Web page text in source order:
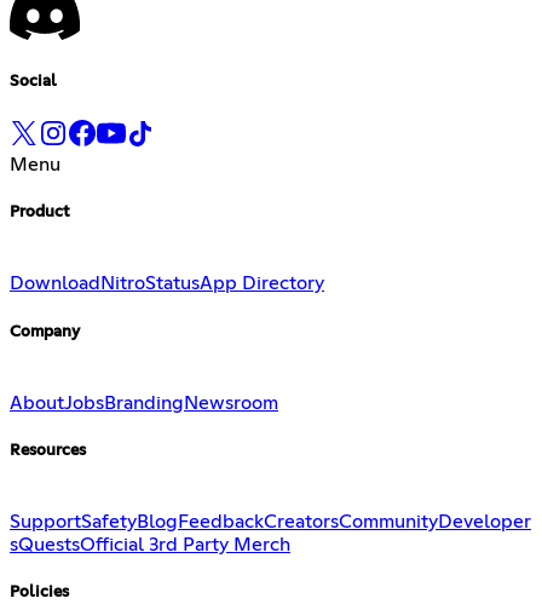
Social
Menu
Product
Download NitroStatusApp Directory
Company
AboutJobsBranding Newsroom
Resources
SupportSafetyBlog FeedbackCreatorsCommunityDeveloper
sQuestsOfficial 3rd Party Merch
Policies